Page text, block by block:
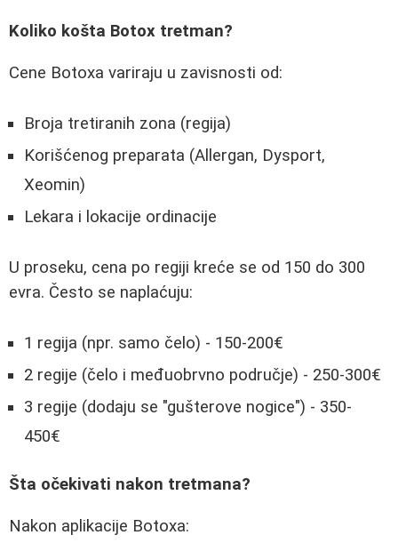
Koliko košta Botox tretman?
Cene Botoxa variraju u zavisnosti od:
Broja tretiranih zona (regija)
Korišćenog preparata (Allergan, Dysport,
Xeomin)
Lekara i lokacije ordinacije
U proseku, cena po regiji kreće se od 150 do 300
evra. Često se naplaćuju:
1 regija (npr. samo čelo) - 150-200€
2 regije (čelo i međuobrvno područje) - 250-300€
3 regije (dodaju se "gušterove nogice") - 350-
450€
Šta očekivati nakon tretmana?
Nakon aplikacije Botoxa: